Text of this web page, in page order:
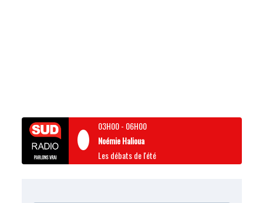
03H00- 06H00
Noémie Halioua
Les débats de l'été